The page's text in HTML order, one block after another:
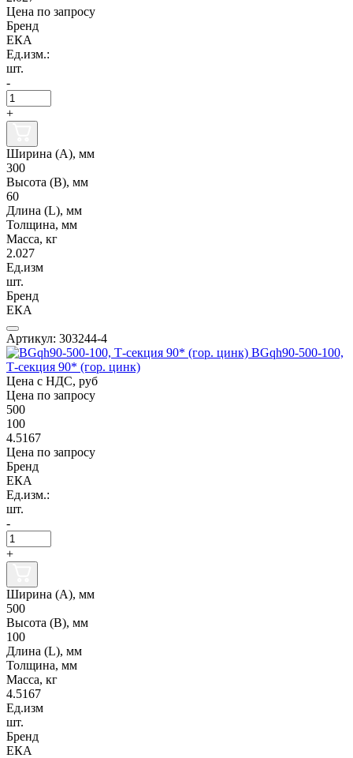
Цена по запросу
Бренд
ЕКА
Ед.изм.:
шт.
-
+
Ширина (А), мм
300
Высота (В), мм
60
Длина (L), мм
Толщина, мм
Масса, кг
2.027
Ед.изм
шт.
Бренд
ЕКА
Артикул: 303244-4
BGqh90-500-100,
Т-секция 90* (гор. цинк)
Цена с НДС, руб
Цена по запросу
500
100
4.5167
Цена по запросу
Бренд
ЕКА
Ед.изм.:
шт.
-
+
Ширина (А), мм
500
Высота (В), мм
100
Длина (L), мм
Толщина, мм
Масса, кг
4.5167
Ед.изм
шт.
Бренд
ЕКА